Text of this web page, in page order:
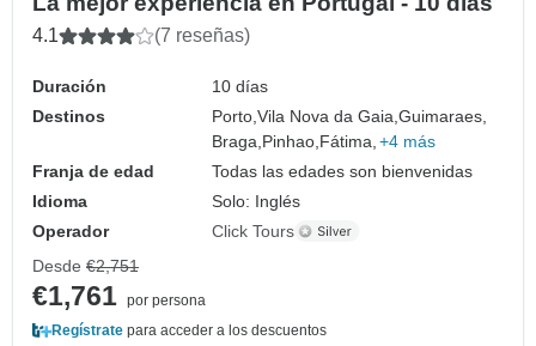
4.1 (7 reseñas)
Duración
10 días
Destinos
Porto,Vila Nova da Gaia,Guimaraes,
Braga, Pinhao, Fátima, +4 más
Franja de edad
Todas las edades son bienvenidas
Idioma
Solo: Inglés
Operador
Click Tours
Desde €2,751
€1,761 por persona
Regístrate para acceder a los descuentos